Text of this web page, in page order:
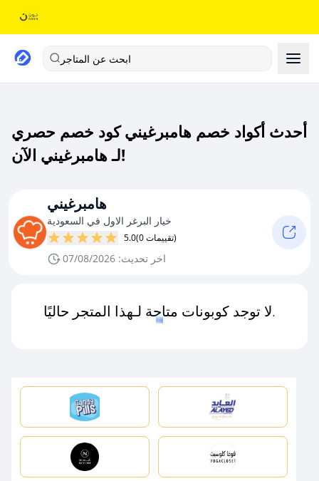
ابحث عن المتاجر
أحدث أكواد خصم هامبرغيني كود خصم حصري
لـ هامبرغيني الآن!
هامبرغيني
خيار البرغر الاول في السعودية
5.0 (0 تقييمات)
اخر تحديث: 07/08/2026
لا توجد كوبونات متاحة لـهذا المتجر حاليًا.